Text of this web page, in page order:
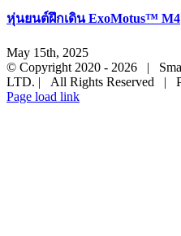
หุ่นยนต์ฝึกเดิน ExoMotus™ M4
May 15th, 2025
© Copyright 2020 - 2026 |
LTD. | All Rights Reserved |
Page load link